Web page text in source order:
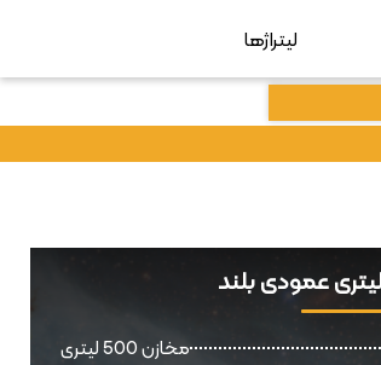
لیتراژها
مخازن 500 لیتری